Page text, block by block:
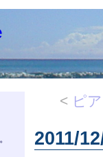
。
< ピ
2011/